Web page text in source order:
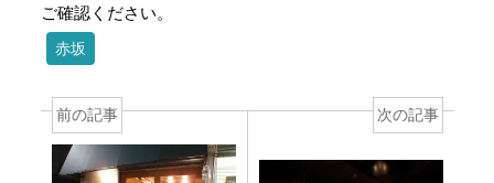
ご確認ください。
赤坂
前の記事 次の記事